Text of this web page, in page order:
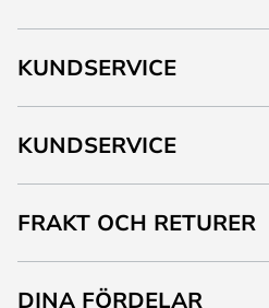
KUNDSERVICE
KUNDSERVICE
FRAKT OCH RETURER
DINA FÖRDELAR